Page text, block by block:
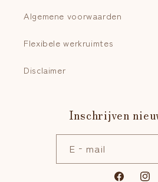
Algemene voorwaarden
Flexibele werkruimtes
Disclaimer
Inschrijven
E‑mail